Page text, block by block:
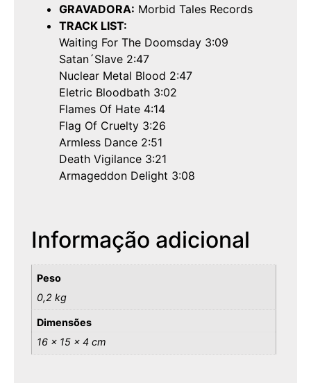
GRAVADORA: Morbid Tales Records
TRACK LIST:
Waiting For The Doomsday 3:09
Satan´Slave 2:47
Nuclear Metal Blood 2:47
Eletric Bloodbath 3:02
Flames Of Hate 4:14
Flag Of Cruelty 3:26
Armless Dance 2:51
Death Vigilance 3:21
Armageddon Delight 3:08
Informação adicional
Peso
0,2 kg
Dimensões
16 × 15 × 4 cm